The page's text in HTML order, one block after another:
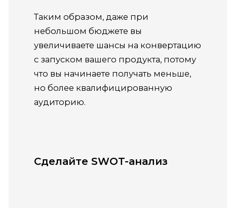
Таким образом, даже при
небольшом бюджете вы
увеличиваете шансы на конвертацию
с запуском вашего продукта, потому
что вы начинаете получать меньше,
но более квалифицированную
аудиторию.
Сделайте SWOT-анализ